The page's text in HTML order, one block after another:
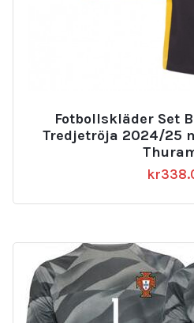
Fotbollskläder Set
Tredjetröja 2024/25
kr